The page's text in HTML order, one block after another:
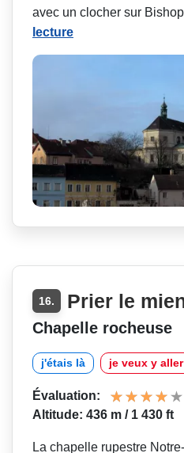
avec un clocher sur
lecture
16. Prier le
Chapelle rocheuse
j'étais là je veux y aller
Évaluation:
Altitude: 436 m / 1 430 ft
La chapelle rupestre